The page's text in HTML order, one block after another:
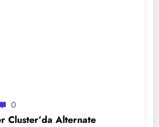
0
Cluster’da Alternate